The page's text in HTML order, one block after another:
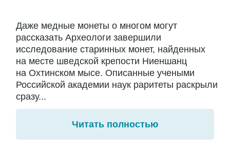
Даже медные монеты о многом могут
рассказать Археологи завершили
исследование старинных монет, найденных
на месте шведской крепости Ниеншанц
на Охтинском мысе. Описанные учеными
Российской академии наук раритеты раскрыли
сразу...
Читать полностью